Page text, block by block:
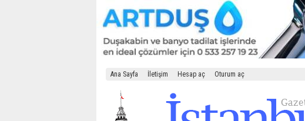
Ana Sayfa İletişim Hesap aç Oturum aç